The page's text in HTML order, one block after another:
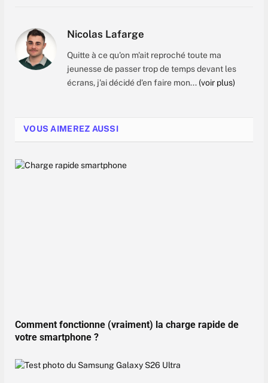
Nicolas Lafarge
Quitte à ce qu'on m'ait reproché toute ma
jeunesse de passer trop de temps devant les
écrans, j'ai décidé d'en faire mon... (voir plus)
VOUS AIMEREZ AUSSI
Comment fonctionne (vraiment) la charge rapide de
votre smartphone ?